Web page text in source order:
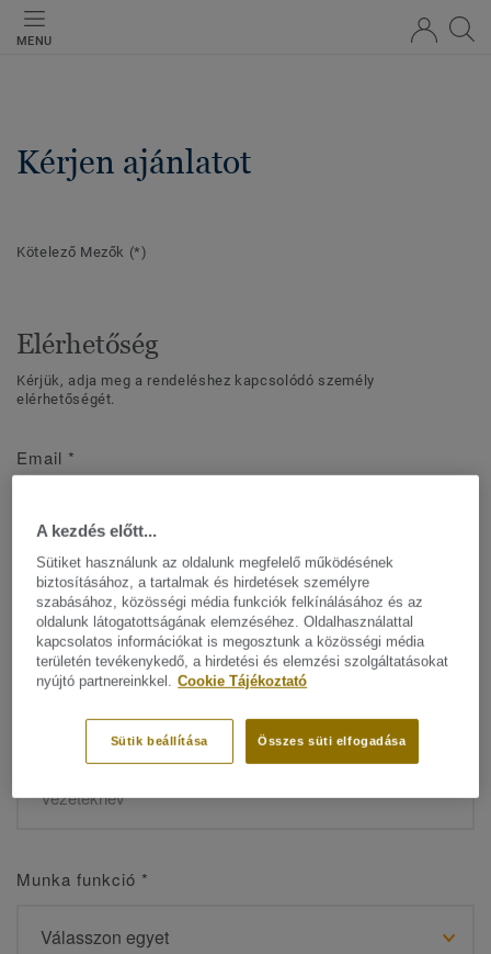
MENU
Kérjen ajánlatot
Kötelező Mezők (*)
Elérhetőség
Kérjük, adja meg a rendeléshez kapcsolódó személy
elérhetőségét.
Email *
Név*
Vezetéknév*
Munka funkció *
A kezdés előtt...
Sütiket használunk az oldalunk megfelelő működésének
biztosításához, a tartalmak és hirdetések személyre
szabásához, közösségi média funkciók felkínálásához és az
oldalunk látogatottságának elemzéséhez. Oldalhasználattal
kapcsolatos információkat is megosztunk a közösségi média
területén tevékenykedő, a hirdetési és elemzési szolgáltatásokat
nyújtó partnereinkkel. Cookie Tájékoztató
Összes süti elfogadása
Sütik beállítása